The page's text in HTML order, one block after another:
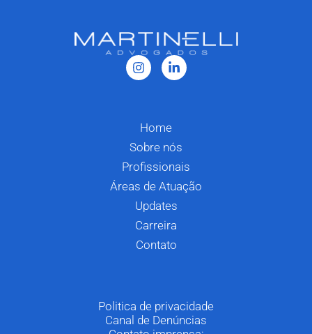
Home
Sobre nós
Profissionais
Áreas de Atuação
Updates
Carreira
Contato
Politica de privacidade
Canal de Denúncias